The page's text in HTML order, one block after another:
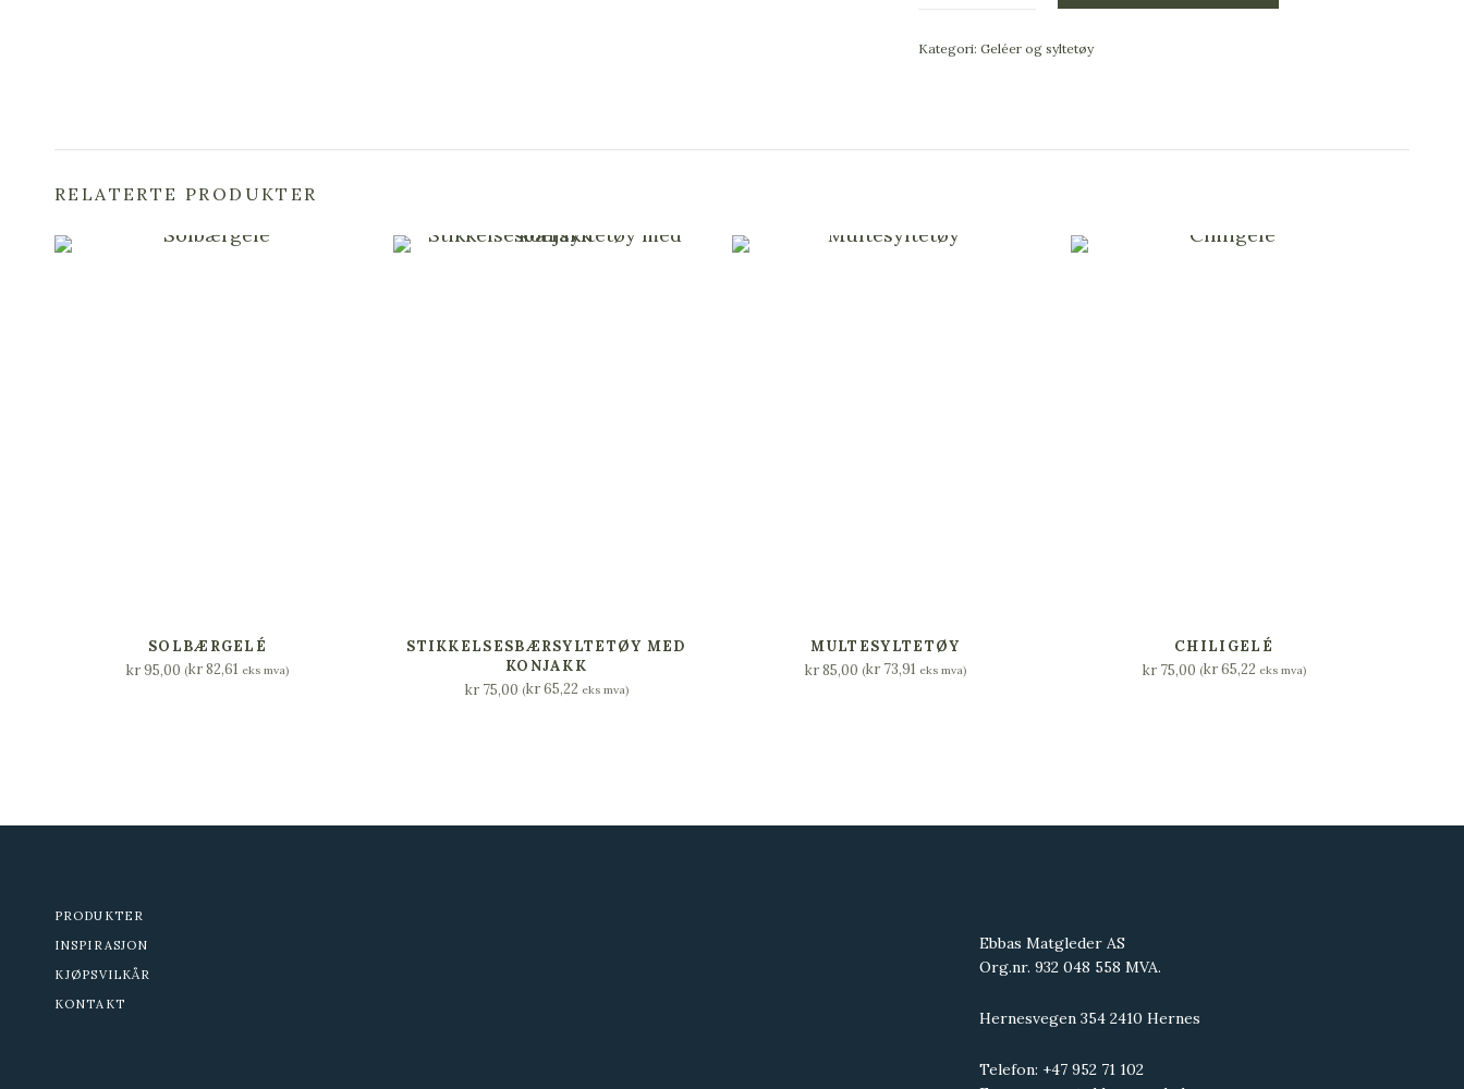
Kategori:Geléer og syltetøy
RELATERTE PRODUKTER
LEGG I HANDLEKURV
SOLBÆRGELÉ
kr95,00 (kr82,61 eks mva)
LEGG I HANDLEKURV
STIKKELSESBÆRSYLTETØY MED
KONJAKK
kr75,00 (kr65,22 eks mva)
LEGG I HANDLEKURV
MULTESYLTETØY
kr85,00 (kr73,91 eks mva)
LEGG I HANDLEKURV
CHILIGELÉ
kr75,00 (kr65,22 eks mva)
PRODUKTER
INSPIRASJON
KJØPSVILKÅR
KONTAKT
Ebbas Matgleder AS
Org.nr. 932 048 558 MVA.
Hernesvegen 354 2410 Hernes
Telefon: +47 952 71 102